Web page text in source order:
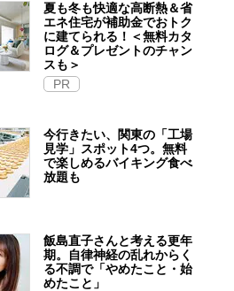
夏も冬も快適な高断熱＆省
エネ住宅が補助金でおトク
に建てられる！＜無料カタ
ログ＆プレゼントのチャン
スも＞
PR
今行きたい、関東の「工場
見学」スポット4つ。無料
で楽しめるバイキング食べ
放題も
飯島直子さんと考える更年
期。自律神経の乱れからく
る不調で「やめたこと・始
めたこと」